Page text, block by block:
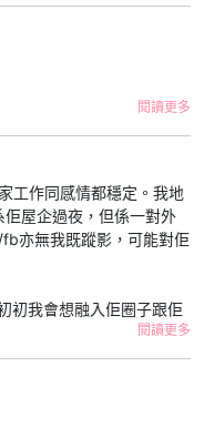
閱讀更多
工作同感情都穩定。我地
屋企過夜，但係一對外
亦無我既蹤影，可能對佢
初我會想融入佢圈子跟佢
禮，我個次跟佢去飲嘢，
唔好去，佢話朋友唔熟尷
令我唔好受。
頭幾次我都有份，我亦
閱讀更多